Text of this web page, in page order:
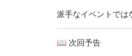
派手なイベントでは
📖 次回予告